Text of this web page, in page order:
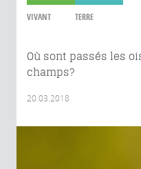
VIVANT TERRE
Où sont passés les
champs?
20.03.2018